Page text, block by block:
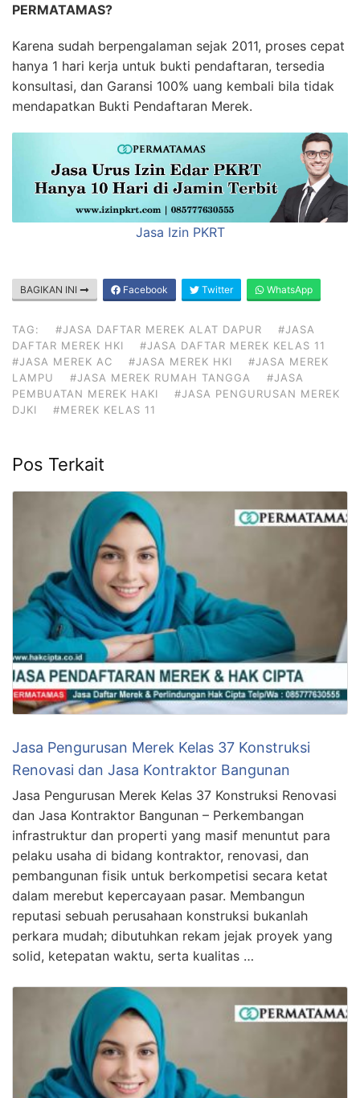
PERMATAMAS?
Karena sudah berpengalaman sejak 2011, proses cepat
hanya 1 hari kerja untuk bukti pendaftaran, tersedia
konsultasi, dan Garansi 100% uang kembali bila tidak
mendapatkan Bukti Pendaftaran Merek.
Jasa Izin PKRT
BAGIKAN INI Facebook Twitter WhatsApp
TAG: #JASA DAFTAR MEREK ALAT DAPUR
#JASA
DAFTAR MEREK HKI
#JASA DAFTAR MEREK KELAS 11
#JASA MEREK AC
#JASA MEREK HKI
#JASA MEREK
LAMPU
#JASA MEREK RUMAH TANGGA
#JASA
PEMBUATAN MEREK HAKI
#JASA PENGURUSAN MEREK
DJKI
#MEREK KELAS 11
Pos Terkait
Jasa Pengurusan Merek Kelas 37 Konstruksi
Renovasi dan Jasa Kontraktor Bangunan
Jasa Pengurusan Merek Kelas 37 Konstruksi Renovasi
dan Jasa Kontraktor Bangunan – Perkembangan
infrastruktur dan properti yang masif menuntut para
pelaku usaha di bidang kontraktor, renovasi, dan
pembangunan fisik untuk berkompetisi secara ketat
dalam merebut kepercayaan pasar. Membangun
reputasi sebuah perusahaan konstruksi bukanlah
perkara mudah; dibutuhkan rekam jejak proyek yang
solid, ketepatan waktu, serta kualitas …